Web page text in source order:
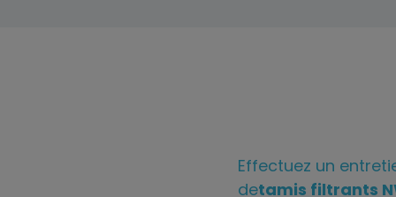
Effectuez un
detamis filtrants